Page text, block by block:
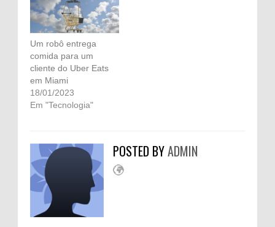
Um robô entrega
comida para um
cliente do Uber Eats
em Miami
18/01/2023
Em "Tecnologia"
POSTED BYADMIN